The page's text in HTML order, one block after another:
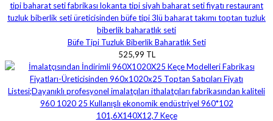
Büfe Tipi Tuzluk Biberlik Baharatlık Seti
525,99 TL
101,6X140X12,7 Keçe